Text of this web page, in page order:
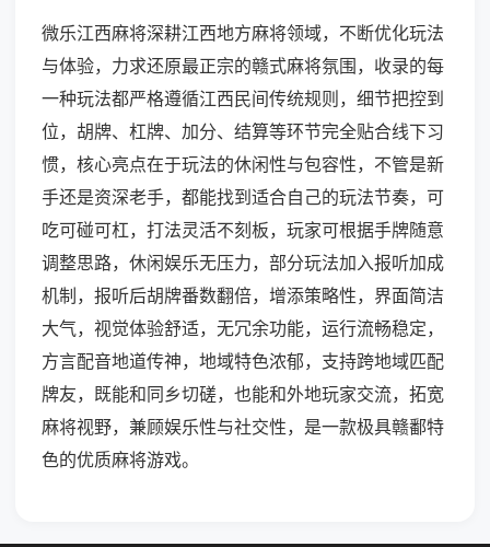
微乐江西麻将深耕江西地方麻将领域，不断优化玩法
与体验，力求还原最正宗的赣式麻将氛围，收录的每
一种玩法都严格遵循江西民间传统规则，细节把控到
位，胡牌、杠牌、加分、结算等环节完全贴合线下习
惯，核心亮点在于玩法的休闲性与包容性，不管是新
手还是资深老手，都能找到适合自己的玩法节奏，可
吃可碰可杠，打法灵活不刻板，玩家可根据手牌随意
调整思路，休闲娱乐无压力，部分玩法加入报听加成
机制，报听后胡牌番数翻倍，增添策略性，界面简洁
大气，视觉体验舒适，无冗余功能，运行流畅稳定，
方言配音地道传神，地域特色浓郁，支持跨地域匹配
牌友，既能和同乡切磋，也能和外地玩家交流，拓宽
麻将视野，兼顾娱乐性与社交性，是一款极具赣鄱特
色的优质麻将游戏。